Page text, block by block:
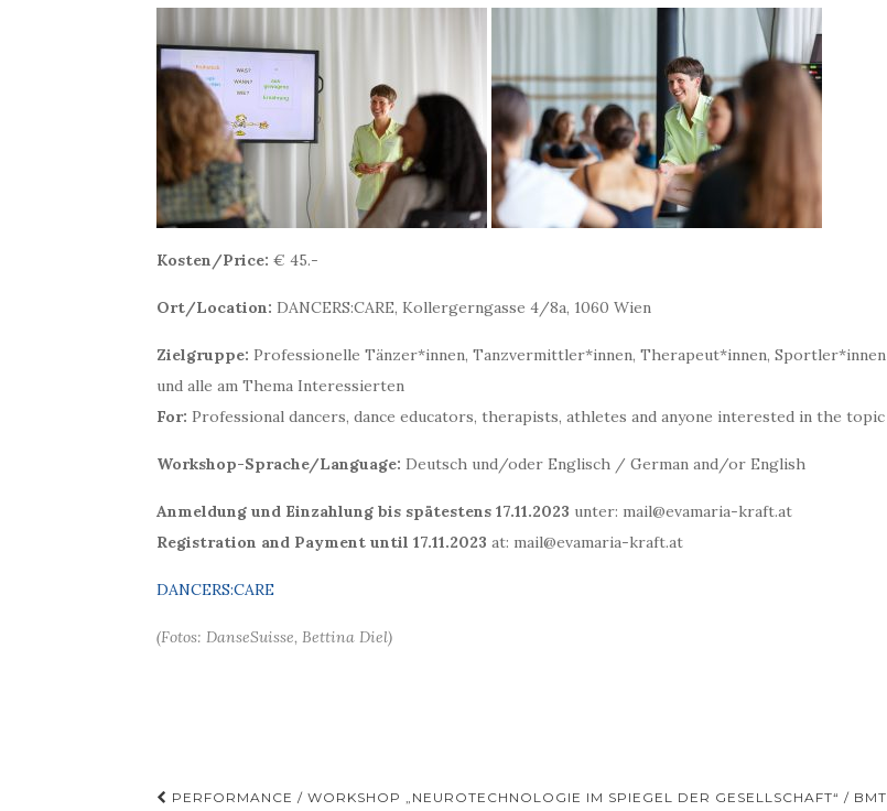
Kosten/Price: € 45.-
Ort/Location: DANCERS:CARE, Kollergerngasse 4/8a, 1060 Wien
Zielgruppe: Professionelle Tänzer*innen, Tanzvermittler*innen, Therapeut*innen, Sportler*innen
und alle am Thema Interessierten
For: Professional dancers, dance educators, therapists, athletes and anyone interested in the topic
Workshop-Sprache/Language: Deutsch und/oder Englisch / German and/or English
Anmeldung und Einzahlung bis spätestens 17.11.2023 unter: mail@evamaria-kraft.at
Registration and Payment until 17.11.2023 at: mail@evamaria-kraft.at
DANCERS:CARE
(Fotos: DanseSuisse, Bettina Diel)
Beitragsnavigation
PERFORMANCE / WORKSHOP „NEUROTECHNOLOGIE IM SPIEGEL DER GESELLSCHAFT“ / BMT